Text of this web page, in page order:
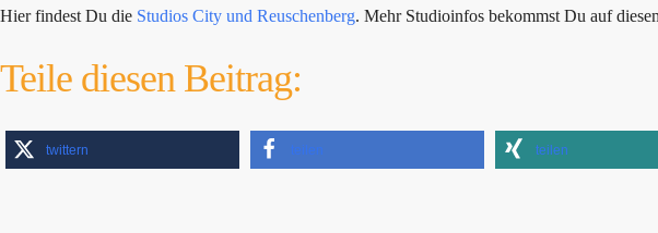
Hier findest Du die Studios City und Reuschenberg. Mehr Studioinfos bekommst Du auf
Teile diesen Beitrag:
twittern teilen teilen